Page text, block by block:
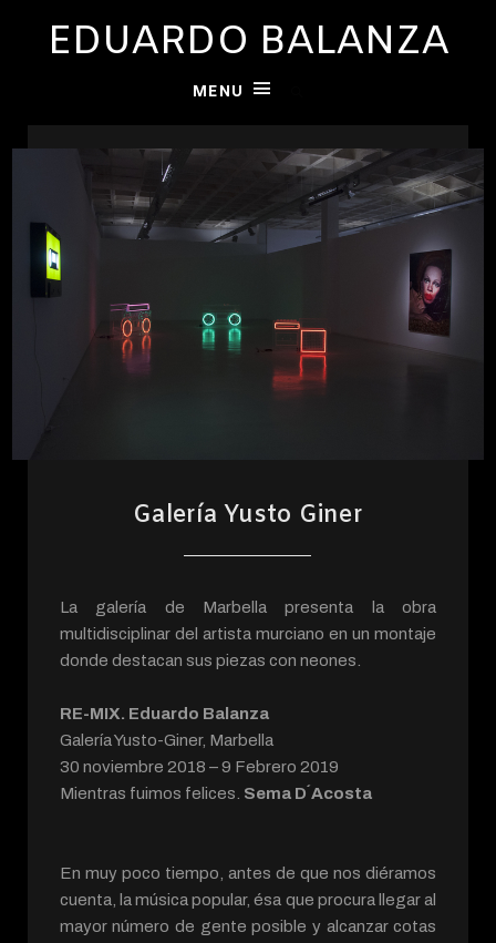
EDUARDO BALANZA
MENU
Galería Yusto Giner
La galería de Marbella presenta la obra
multidisciplinar del artista murciano en un montaje
donde destacan sus piezas con neones.
RE-MIX. Eduardo Balanza
Galería Yusto-Giner, Marbella
30 noviembre 2018 – 9 Febrero 2019
Mientras fuimos felices. Sema D´Acosta
En muy poco tiempo, antes de que nos diéramos
cuenta, la música popular, ésa que procura llegar al
mayor número de gente posible y alcanzar cotas